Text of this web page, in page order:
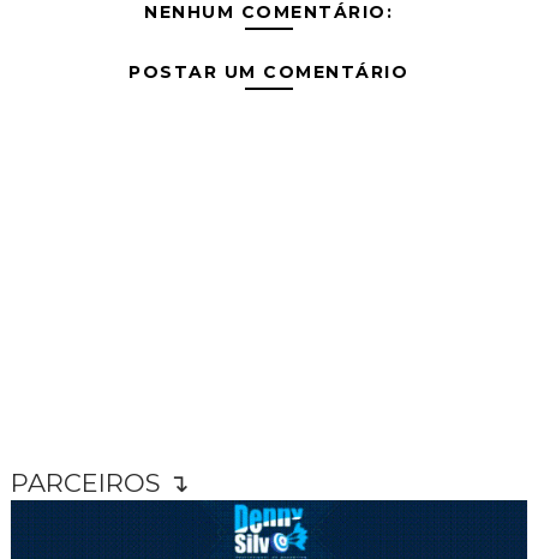
NENHUM COMENTÁRIO:
POSTAR UM COMENTÁRIO
PARCEIROS ↴